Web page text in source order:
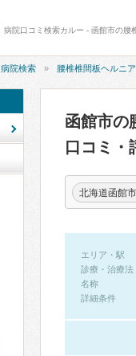
病院口コミ検索カルー - 函館市の腰
病院検索 腰椎椎間板ヘルニ
函館市の
口コミ・
北海道函館市
エリア・駅
診療・治療法
名称
詳細条件